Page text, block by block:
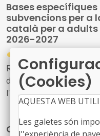
Bases
subvencions per a
català per a
2026-2027
●
Resolució PLG/1061/
dona publicitat a l'Acord
l'Oficina de Suport a la
s'aproven les bases
concessió de
de català per a adults
Cultura amplia fins
(Cookies)
AQUESTA WEB
Les galetes són